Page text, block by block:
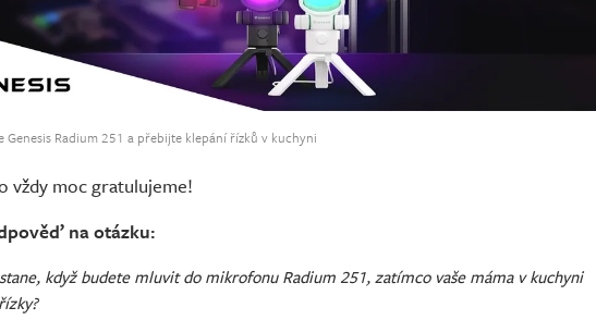
Genesis Radium 251 a přebijte klepání řízků v kuchyni
vždy moc gratulujeme!
na otázku:
když budete mluvit do mikrofonu Radium 251, zatímco vaše máma v kuchyni